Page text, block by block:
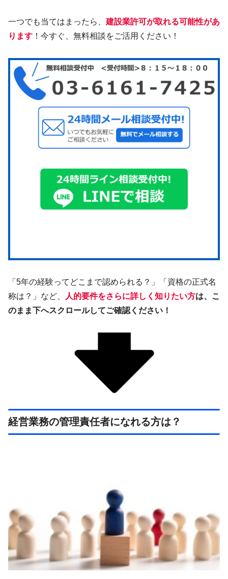
一つでも当てはまったら、 建設業許可が取れる可能性があ
ります ！今すぐ、無料相談をご活用ください！
「5年の経験ってどこまで認められる？」「資格の正式名
称は？」など、
人的要件をさらに詳しく知りたい方は、こ
のまま下へスクロールしてご確認ください！
経営業務の管理責任者になれる方は？